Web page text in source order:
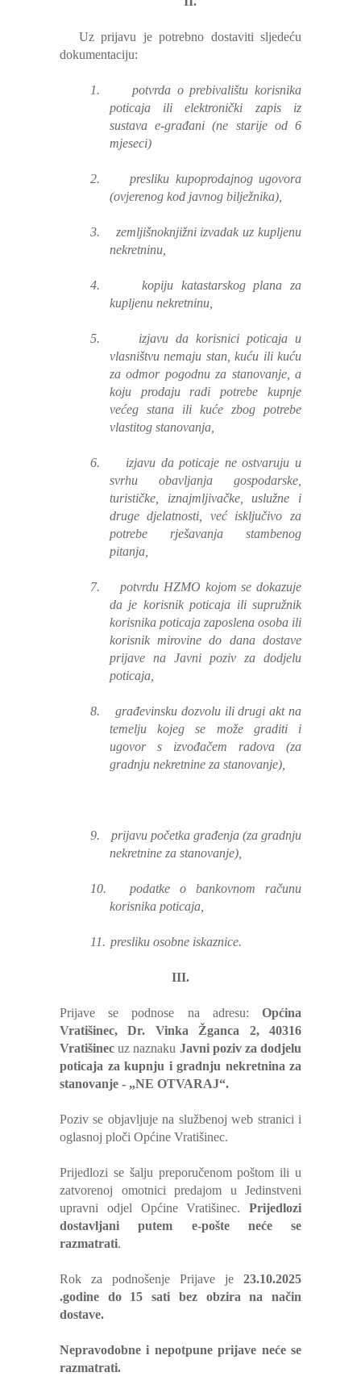
Uz prijavu je potrebno dostaviti sljedeću
dokumentaciju:
1.
potvrda o prebivalištu korisnika
poticaja ili elektronički zapis iz
sustava e-građani (ne starije od 6
mjeseci)
2.
presliku kupoprodajnog ugovora
(ovjerenog kod javnog bilježnika),
3. zemljišnoknjižni izvadak uz kupljenu
nekretninu,
4.
kopiju katastarskog plana za
kupljenu nekretninu,
5.
izjavu da korisnici poticaja u
vlasništvu nemaju stan, kuću ili kuću
za odmor pogodnu za stanovanje, a
koju prodaju radi potrebe kupnje
većeg stana ili kuće zbog potrebe
vlastitog stanovanja,
6.
izjavu da poticaje ne ostvaruju u
svrhu obavljanja gospodarske,
turističke, iznajmljivačke, uslužne i
druge djelatnosti, već isključivo za
potrebe rješavanja stambenog
pitanja,
7.
potvrdu HZMO kojom se dokazuje
da je korisnik poticaja ili supružnik
korisnika poticaja zaposlena osoba ili
korisnik mirovine do dana dostave
prijave na Javni poziv za dodjelu
poticaja,
8.
građevinsku dozvolu ili drugi akt na
temelju kojeg se može graditi i
ugovor s izvođačem radova (za
gradnju nekretnine za stanovanje),
9.
prijavu početka građenja (za gradnju
nekretnine za stanovanje),
10.
podatke o bankovnom računu
korisnika poticaja,
11. presliku osobne iskaznice.
III.
Prijave se podnose na adresu: Općina
Vratišinec, Dr. Vinka Žganca 2, 40316
Vratišinec uz naznaku Javni poziv za dodjelu
poticaja za kupnju i gradnju nekretnina za
stanovanje - „NE OTVARAJ“.
Poziv se objavljuje na službenoj web stranici i
oglasnoj ploči Općine Vratišinec.
Prijedlozi se šalju preporučenom poštom ili u
zatvorenoj omotnici predajom u Jedinstveni
upravni odjel Općine Vratišinec. Prijedlozi
dostavljani putem e-pošte neće se
razmatrati.
Rok za podnošenje Prijave je 23.10.2025
.godine do 15 sati bez obzira na način
dostave.
Nepravodobne i nepotpune prijave neće se
razmatrati.